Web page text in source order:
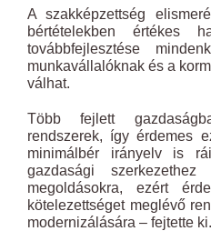
A szakképzettség
bértételekben értékes
továbbfejlesztése
munkavállalóknak és a
válhat.
Több fejlett
rendszerek, így érdemes
minimálbér irányelv is
gazdasági
megoldásokra, ezért
kötelezettséget meglévő
modernizálására – fejtette ki.